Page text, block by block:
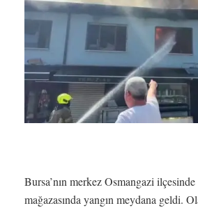
Bursa’nın merkez Osmangazi
mağazasında yangın meydana geldi.